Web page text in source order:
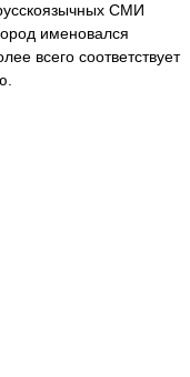
СМИ
именовался
всего соответствует